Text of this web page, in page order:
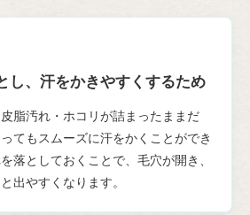
し、汗をかきやすくするため
脂汚れ・ホコリが詰まったままだ
てもスムーズに汗をかくことができ
落としておくことで、毛穴が開き、
出やすくなります。